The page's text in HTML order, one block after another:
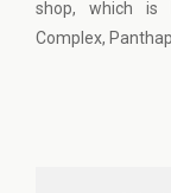
shop, which is
Complex,